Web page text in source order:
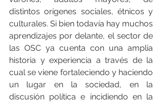
distintos orígenes sociales, étnicos y
culturales. Si bien todavía hay muchos
aprendizajes por delante, el sector de
las OSC ya cuenta con una amplia
historia y experiencia a través de la
cual se viene fortaleciendo y haciendo
un lugar en la sociedad, en la
discusión política e incidiendo en la